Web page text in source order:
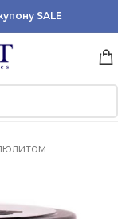
SALE